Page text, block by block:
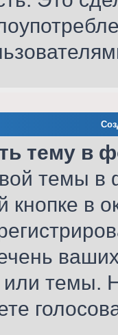
тему в
темы
кнопке в
темы.